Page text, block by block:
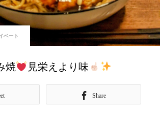
ベート
焼 見栄えより味
Share